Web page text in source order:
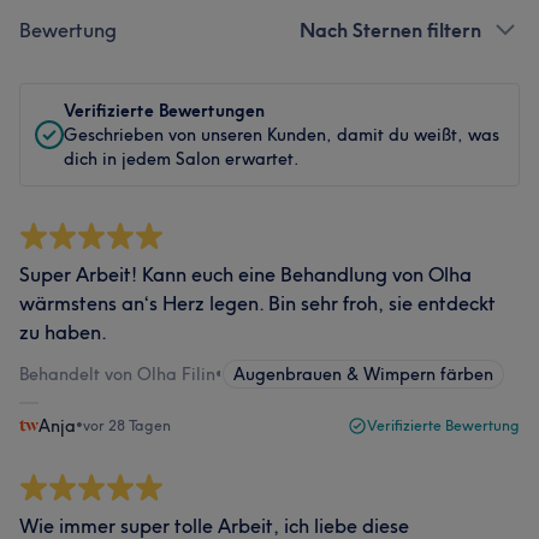
Bewertung Nach Sternen filtern
Verifizierte Bewertungen
Geschrieben von unseren Kunden, damit du weißt, was
dich in jedem Salon erwartet.
Super Arbeit! Kann euch eine Behandlung von Olha
wärmstens an‘s Herz legen. Bin sehr froh, sie entdeckt
zu haben.
Behandelt von Olha Filin• Augenbrauen & Wimpern färben
Anja•vor 28 Tagen Verifizierte Bewertung
Wie immer super tolle Arbeit, ich liebe diese